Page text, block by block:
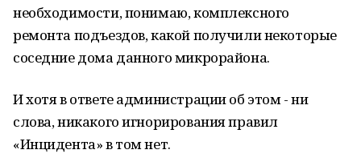
необходимости, понимаю, комплексного
ремонта подъездов, какой получили некоторые
соседние дома данного микрорайона.
И хотя в ответе администрации об этом - ни
слова, никакого игнорирования правил
«Инцидента» в том нет.